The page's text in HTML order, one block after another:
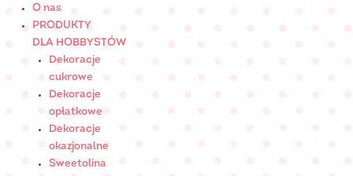
content
O nas
PRODUKTY
DLA HOBBYSTÓW
Dekoracje
cukrowe
Dekoracje
opłatkowe
Dekoracje
okazjonalne
Sweetolina
ilość
RÓŻA
cukrowaNr